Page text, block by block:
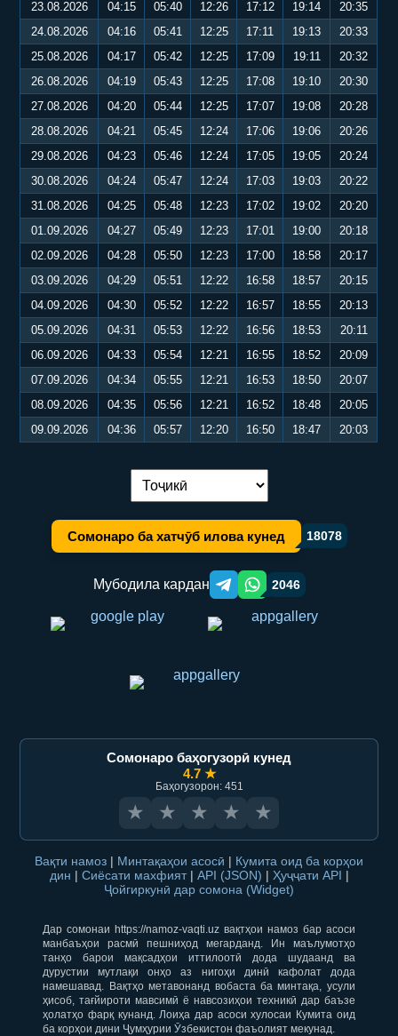
23.08.2026
04:15 05:40 12:26 17:12 19:14
20:35
24.08.2026
04:16 05:41 12:25 17:11 19:13
20:33
25.08.2026
04:17 05:42 12:25 17:09 19:11
20:32
26.08.2026
04:19 05:43 12:25 17:08 19:10
20:30
27.08.2026
04:20 05:44 12:25 17:07 19:08
20:28
28.08.2026
04:21 05:45 12:24 17:06 19:06
20:26
29.08.2026
04:23 05:46 12:24 17:05 19:05
20:24
30.08.2026
04:24 05:47 12:24 17:03 19:03
20:22
31.08.2026
04:25 05:48 12:23 17:02 19:02
20:20
01.09.2026
04:27 05:49 12:23 17:01 19:00
20:18
02.09.2026
04:28 05:50 12:23 17:00 18:58
20:17
03.09.2026
04:29 05:51 12:22 16:58 18:57
20:15
04.09.2026
04:30 05:52 12:22 16:57 18:55
20:13
05.09.2026
04:31 05:53 12:22 16:56 18:53
20:11
06.09.2026
04:33 05:54 12:21 16:55 18:52
20:09
07.09.2026
04:34 05:55 12:21 16:53 18:50
20:07
08.09.2026
04:35 05:56 12:21 16:52 18:48
20:05
09.09.2026
04:36 05:57 12:20 16:50 18:47 20:03
Иваз кардани забон:
Сомонаро ба хатчӯб илова кунед 18078
Мубодила кардан Telegram orqali ulashish
WhatsApp orqali ulashish
2046
Сомонаро баҳогузорӣ кунед
4.7 ★
Баҳогузорон: 451
★ ★ ★ ★ ★
Вақти намоз | Минтақаҳои асосӣ | Кумита оид ба корҳои
дин | Сиёсати махфият | API (JSON) | Ҳуҷҷати API |
Ҷойгиркунӣ дар сомона (Widget)
Дар сомонаи https://namoz-vaqti.uz вақтҳои намоз бар асоси
манбаъҳои расмӣ пешниҳод мегарданд. Ин маълумотҳо
танҳо барои мақсадҳои иттилоотӣ дода шудаанд ва
дурустии мутлақи онҳо аз нигоҳи динӣ кафолат дода
намешавад. Вақтҳо метавонанд вобаста ба минтақа, усули
ҳисоб, тағйироти мавсимӣ ё навсозиҳои техникӣ дар баъзе
ҳолатҳо фарқ кунанд. Лоиҳа дар асоси хулосаи Кумита оид
ба корҳои дини Ҷумҳурии Ӯзбекистон фаъолият мекунад.